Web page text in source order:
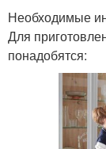
Необходимые
Для
понадобятся: